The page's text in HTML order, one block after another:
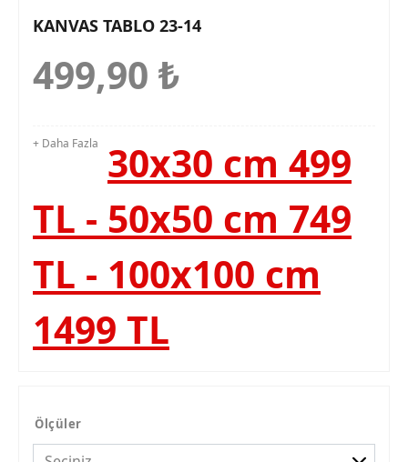
KANVAS TABLO 23-14
499,90 ₺
+ Daha Fazla
30x30 cm 499
TL - 50x50 cm 749
TL - 100x100 cm
1499 TL
Ölçüler